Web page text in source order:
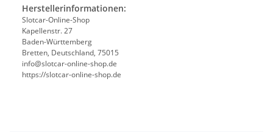
Herstellerinformationen:
Slotcar-Online-Shop
Kapellenstr. 27
Baden-Württemberg
Bretten, Deutschland, 75015
info@slotcar-online-shop.de
https://slotcar-online-shop.de